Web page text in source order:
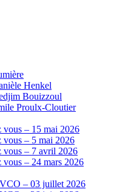
Henkel
Bouizzoul
Proulx-Cloutier
vous – 15 mai 2026
vous – 5 mai 2026
vous – 7 avril 2026
vous – 24 mars 2026
– 03 juillet 2026